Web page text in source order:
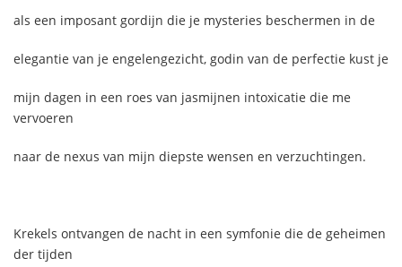
als een imposant gordijn die je mysteries beschermen in de
elegantie van je engelengezicht, godin van de perfectie kust je
mijn dagen in een roes van jasmijnen intoxicatie die me
vervoeren
naar de nexus van mijn diepste wensen en verzuchtingen.
Krekels ontvangen de nacht in een symfonie die de geheimen
der tijden